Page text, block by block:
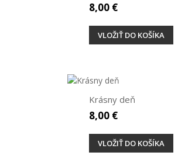
8,00 €
VLOŽIŤ DO KOŠÍKA
Krásny deň
8,00 €
VLOŽIŤ DO KOŠÍKA